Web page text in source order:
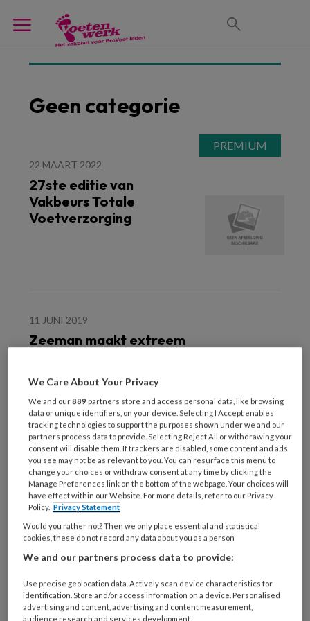
Geen categorie
22 MAART 2022
27ste editie van
Vakbeurs Totale
Voetverzorging
11 JUNI 2019
Zeeman maakt extreem
3 JUNI 2019
Menzis voert diploma-
eis voor medisch
pedicures nu door
We Care About Your Privacy
We and our889 partners store and access personal data, like browsing
data or unique identifiers, on your device. Selecting I Accept enables
tracking technologies to support the purposes shown under we and our
partners process data to provide. Selecting Reject All or withdrawing your
consent will disable them. If trackers are disabled, some content and ads
you see may not be as relevant to you. You can resurface this menu to
change your choices or withdraw consent at any time by clicking the
Manage Preferences link on the bottom of the webpage. Your choices will
have effect within our Website. For more details, refer to our Privacy
Policy. Privacy Statement
Would you rather not? Then we only place essential and statistical
cookies, these do not record any data about you as a person
We and our partners process data to provide:
Use precise geolocation data. Actively scan device characteristics for
identification. Store and/or access information on a device. Personalised
advertising and content, advertising and content measurement,
audience research and services development.